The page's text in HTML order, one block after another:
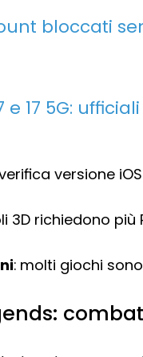
bloccati
e 17 5G:
versione
3D richiedono più
: molti giochi